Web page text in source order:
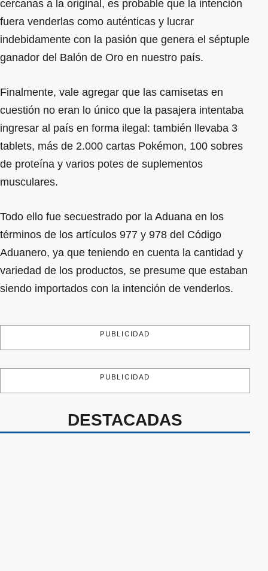
cercanas a la original, es probable que la intención
fuera venderlas como auténticas y lucrar
indebidamente con la pasión que genera el séptuple
ganador del Balón de Oro en nuestro país.
Finalmente, vale agregar que las camisetas en
cuestión no eran lo único que la pasajera intentaba
ingresar al país en forma ilegal: también llevaba 3
tablets, más de 2.000 cartas Pokémon, 100 sobres
de proteína y varios potes de suplementos
musculares.
Todo ello fue secuestrado por la Aduana en los
términos de los artículos 977 y 978 del Código
Aduanero, ya que teniendo en cuenta la cantidad y
variedad de los productos, se presume que estaban
siendo importados con la intención de venderlos.
PUBLICIDAD
PUBLICIDAD
DESTACADAS